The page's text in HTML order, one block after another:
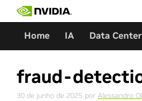
Home IA Data Center
fraud-
30 de junho de 2025 por Alessandro